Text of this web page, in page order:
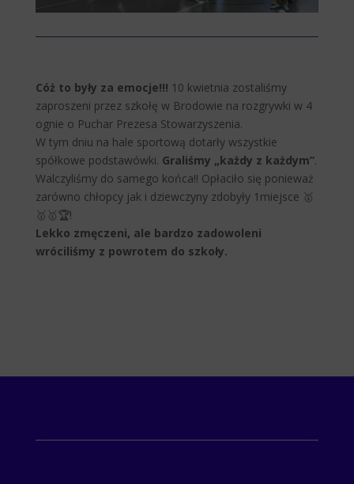
Cóż to były za emocje!!! 10 kwietnia zostaliśmy
zaproszeni przez szkołę w Brodowie na rozgrywki w 4
ognie o Puchar Prezesa Stowarzyszenia.
W tym dniu na hale sportową dotarły wszystkie
spółkowe podstawówki. Graliśmy „każdy z każdym”.
Walczyliśmy do samego końca!! Opłaciło się ponieważ
zarówno chłopcy jak i dziewczyny zdobyły 1miejsce 🥇
🥇🥇🏆!
Lekko zmęczeni, ale bardzo zadowoleni
wróciliśmy z powrotem do szkoły.